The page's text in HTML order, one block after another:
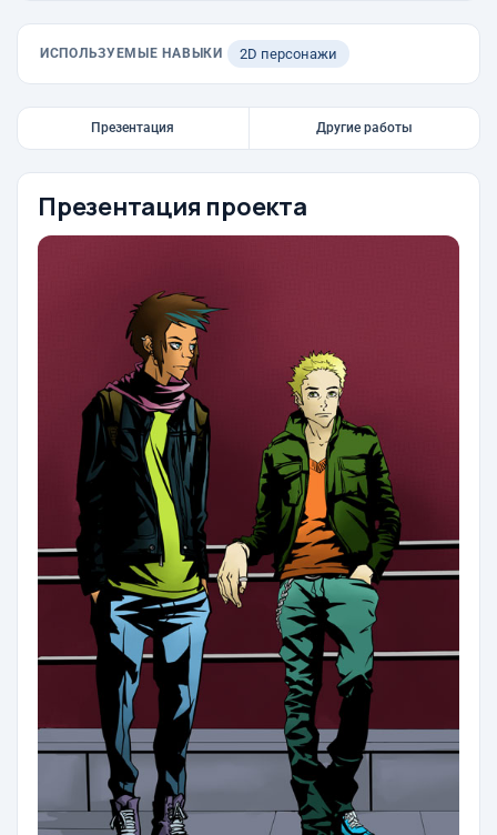
ИСПОЛЬЗУЕМЫЕ НАВЫКИ 2D персонажи
Презентация Другие работы
Презентация проекта